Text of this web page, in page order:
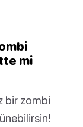
mi
bir zombi